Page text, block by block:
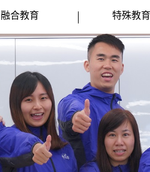
融合教育 特殊教育